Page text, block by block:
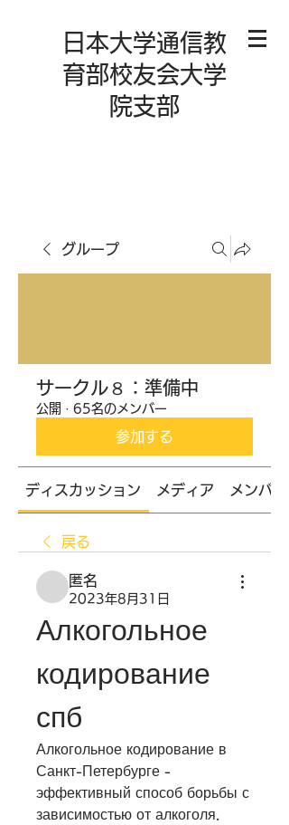
日本大学通信教
育部校友会大学
院支部
グループ
サークル８：準備中
公開 · 65名のメンバー
参加する
ディスカッション メディア メンバー
戻る
匿名
2023年8月31日
Алкогольное
кодирование
спб
Алкогольное кодирование в
Санкт-Петербурге -
эффективный способ борьбы с
зависимостью от алкоголя.